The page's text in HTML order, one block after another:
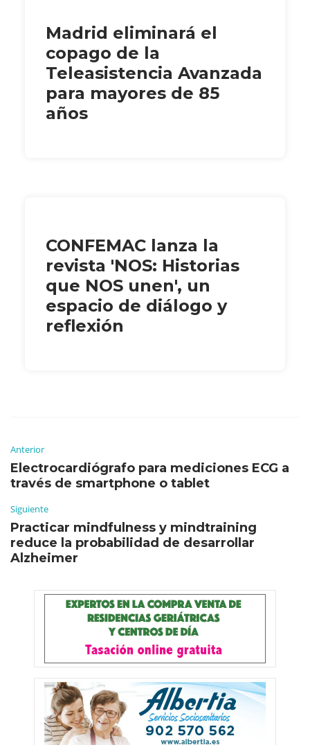
Madrid eliminará el
copago de la
Teleasistencia Avanzada
para mayores de 85
años
CONFEMAC lanza la
revista 'NOS: Historias
que NOS unen', un
espacio de diálogo y
reflexión
Anterior
Electrocardiógrafo para mediciones ECG a
través de smartphone o tablet
Siguiente
Practicar mindfulness y mindtraining
reduce la probabilidad de desarrollar
Alzheimer